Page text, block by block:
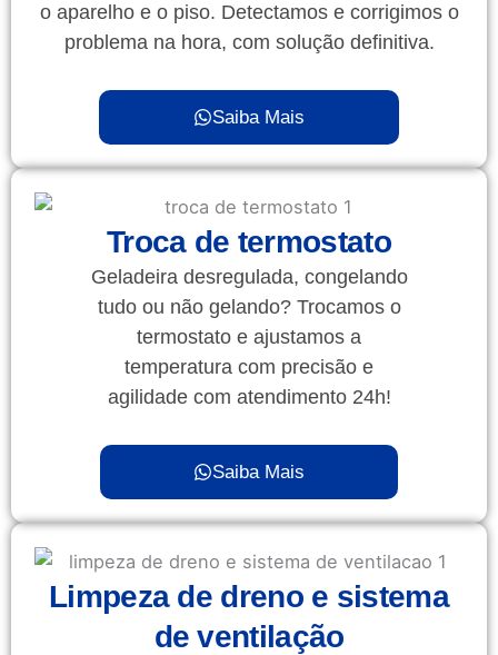
o aparelho e o piso. Detectamos e corrigimos o
problema na hora, com solução definitiva.
Saiba Mais
Troca de termostato
Geladeira desregulada, congelando
tudo ou não gelando? Trocamos o
termostato e ajustamos a
temperatura com precisão e
agilidade com atendimento 24h!
Saiba Mais
Limpeza de dreno e sistema
de ventilação